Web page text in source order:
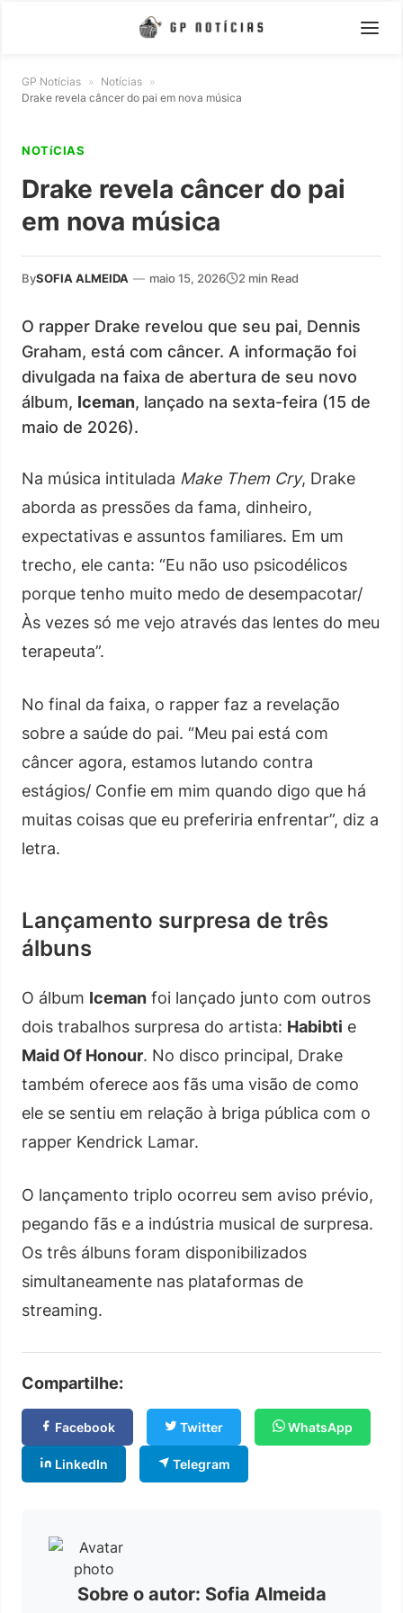
GP Notícias » Notícias »
Drake revela câncer do pai em nova música
NOTíCIAS
Drake revela câncer do pai
em nova música
BySOFIA ALMEIDA — maio 15, 2026 2 min Read
O rapper Drake revelou que seu pai, Dennis
Graham, está com câncer. A informação foi
divulgada na faixa de abertura de seu novo
álbum, Iceman, lançado na sexta-feira (15 de
maio de 2026).
Na música intitulada Make Them Cry, Drake
aborda as pressões da fama, dinheiro,
expectativas e assuntos familiares. Em um
trecho, ele canta: “Eu não uso psicodélicos
porque tenho muito medo de desempacotar/
Às vezes só me vejo através das lentes do meu
terapeuta”.
No final da faixa, o rapper faz a revelação
sobre a saúde do pai. “Meu pai está com
câncer agora, estamos lutando contra
estágios/ Confie em mim quando digo que há
muitas coisas que eu preferiria enfrentar”, diz a
letra.
Lançamento surpresa de três
álbuns
O álbum Iceman foi lançado junto com outros
dois trabalhos surpresa do artista: Habibti e
Maid Of Honour. No disco principal, Drake
também oferece aos fãs uma visão de como
ele se sentiu em relação à briga pública com o
rapper Kendrick Lamar.
O lançamento triplo ocorreu sem aviso prévio,
pegando fãs e a indústria musical de surpresa.
Os três álbuns foram disponibilizados
simultaneamente nas plataformas de
streaming.
Compartilhe:
Facebook Twitter WhatsApp
LinkedIn Telegram
Sobre o autor: Sofia Almeida